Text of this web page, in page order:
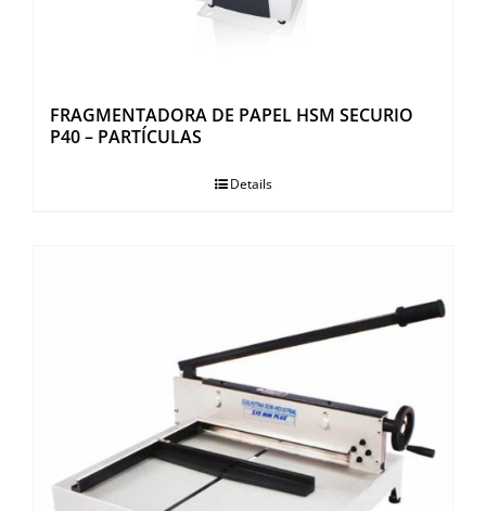
FRAGMENTADORA DE PAPEL HSM SECURIO
P40 – PARTÍCULAS
Details